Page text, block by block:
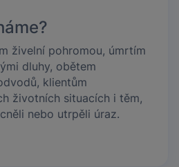
živelní pohromou, úmrtím
dluhy, obětem
klientům
životních situacích i těm,
nebo utrpěli úraz.